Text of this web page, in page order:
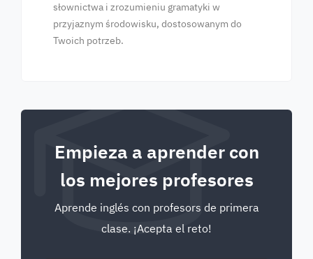
słownictwa i zrozumieniu gramatyki w
przyjaznym środowisku, dostosowanym do
Twoich potrzeb.
Empieza a aprender con
los mejores profesores
Aprende inglés con profesors de primera
clase. ¡Acepta el reto!